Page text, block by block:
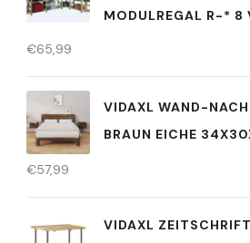
MODULREGAL R-* 8
€65,99
VIDAXL WAND-
BRAUN EICHE
€57,99
VIDAXL